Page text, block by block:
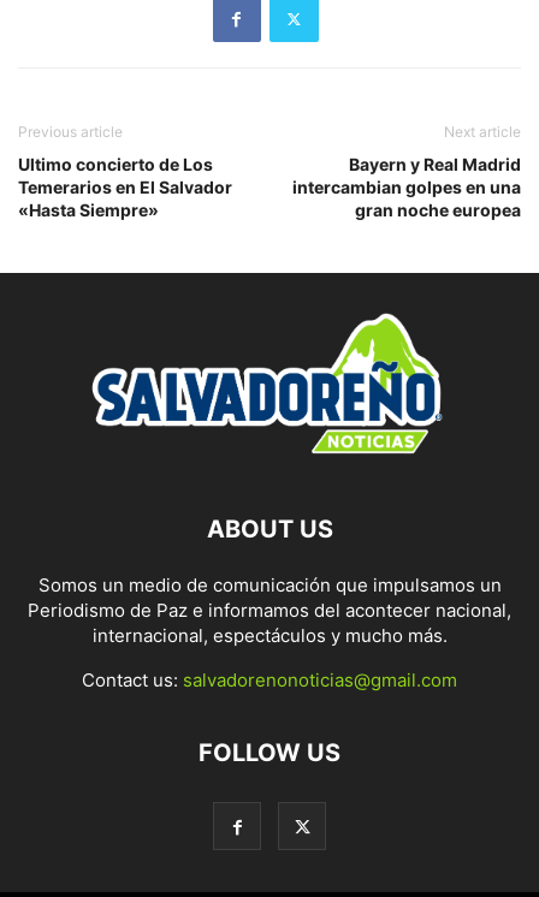
Previous article
Ultimo concierto de Los
Temerarios en El Salvador
«Hasta Siempre»
Next article
Bayern y Real Madrid
intercambian golpes en una
gran noche europea
ABOUT US
Somos un medio de comunicación que impulsamos un
Periodismo de Paz e informamos del acontecer nacional,
internacional, espectáculos y mucho más.
Contact us: salvadorenonoticias@gmail.com
FOLLOW US